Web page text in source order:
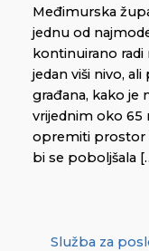
Međimurska
jednu od
kontinuirano radi
jedan viši nivo,
građana, kako je
vrijednim oko 65
opremiti prostor
bi se poboljšala
Služba za